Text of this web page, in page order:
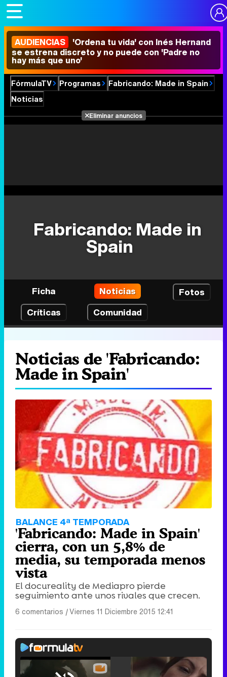
AUDIENCIAS 'Ordena tu vida' con Inés Hernand
se estrena discreto y no puede con 'Padre no
hay más que uno'
FórmulaTV Programas
Fabricando: Made in Spain
Noticias
Eliminar anuncios
Fabricando: Made in
Spain
Ficha Noticias
Fotos
Críticas
Comunidad
Noticias de 'Fabricando:
Made in Spain'
BALANCE 4ª TEMPORADA
'Fabricando: Made in Spain'
cierra, con un 5,8% de
media, su temporada menos
vista
El docureality de Mediapro pierde
seguimiento ante unos rivales que crecen.
6 comentarios |Viernes 11 Diciembre 2015 12:41